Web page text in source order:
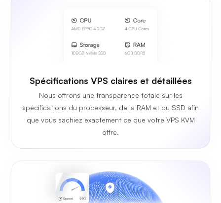
Spécifications VPS claires et détaillées
Nous offrons une transparence totale sur les
spécifications du processeur, de la RAM et du SSD afin
que vous sachiez exactement ce que votre VPS KVM
offre.